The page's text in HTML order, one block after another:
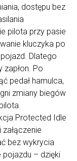
dostępu bez
pilota przy pasie
kluczyka po
Dlatego
Po
pedał hamulca,
zmiany biegów
Protected Idle
bez wykrycia
– dzięki